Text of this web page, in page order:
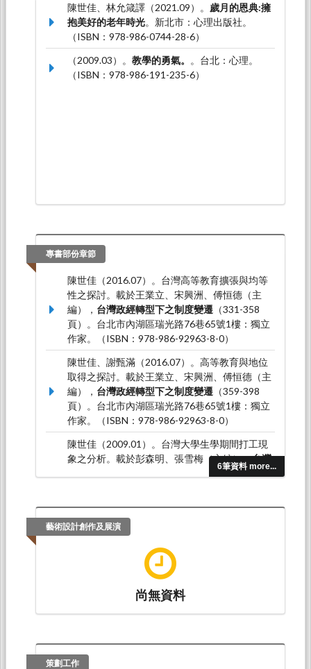
主任課程領導之初探。論文發表於2023第十五屆
教育專業發展學術研討"快速變動世代中教與學的
創新 : 敏捷式教育的展望"，線上研討會：東海大
學教育研究所、東海大學師資培育中心。
楊耀婷、陳世佳（2022.05）。
陳世佳、林允箴譯（2021.09）。 歲月的恩典:擁
抱美好的老年時光。新北市：心理出版社。
（ISBN：978-986-0744-28-6）
（2009.03）。 教學的勇氣。
。台北：心理。
（ISBN：978-986-191-235-6）
專書部份章節
6筆資料 more...
陳世佳（2016.07）。台灣高等教育擴張與均等
性之探討。載於王業立、宋興洲、傅恒德（主
編）， 台灣政經轉型下之制度變遷 （331-358
頁）。台北市內湖區瑞光路76巷65號1樓：獨立
作家。（ISBN：978-986-92963-8-0）
陳世佳、謝甄滿（2016.07）。高等教育與地位
取得之探討。載於王業立、宋興洲、傅恒德（主
編）， 台灣政經轉型下之制度變遷 （359-398
頁）。台北市內湖區瑞光路76巷65號1樓：獨立
作家。（ISBN：978-986-92963-8-0）
陳世佳（2009.01）。台灣大學生學期間打工現
象之分析。載於彭森明、張雪梅（主編），台灣
（239-259頁）。台灣:
（2009.01）。台灣大學生學期間打工現象之分
（239-259頁）。台北：國立臺灣師範大學教
育評鑑與發展研究中心。
（2006.01）。我國現行教育實習成績評量之限
藝術設計創作及展演
尚無資料
策劃工作